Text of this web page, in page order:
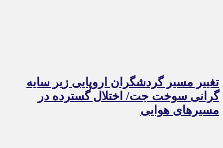
تغییر مسیر گردشگران اروپایی زیر سایه
گرانی سوخت جت/ اختلال گسترده در
مسیرهای هوایی